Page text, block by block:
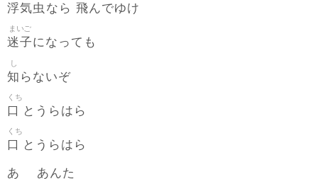
浮気虫 なら 飛んでゆけ
迷子
まいご
になっても
知
し
らないぞ
口
くち
とうらはら
口
くち
とうらはら
あゝ あんた